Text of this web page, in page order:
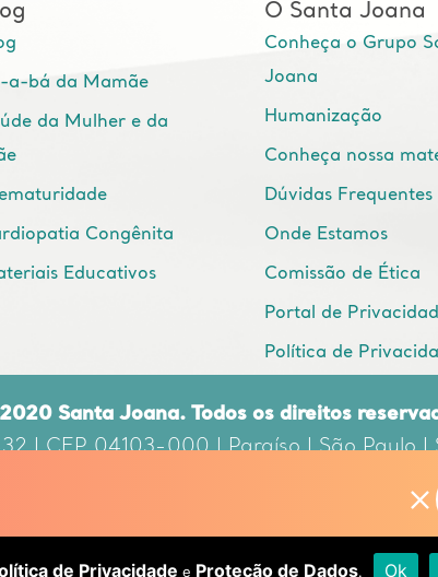
a-bá da Mamãe
da Mulher e da
Congênita
Educativos
O Santa Joana
Conheça o Grupo
Joana
Humanização
Conheça nossa
Dúvidas Frequentes
Onde Estamos
Comissão de Ética
Portal de
Política de
Santa Joana. Todos os direitos
| CEP 04103-000 | Paraíso | São Paulo |
Técnico: DR. EDUARDO CORDIOLI |
de Privacidade e Proteção de Dados. Ok